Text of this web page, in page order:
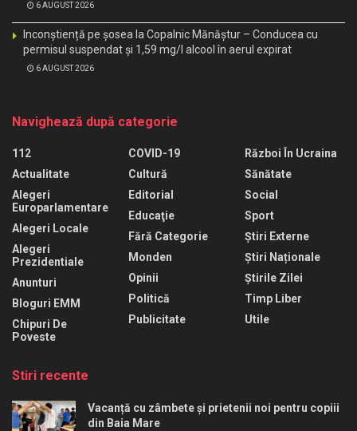
6 AUGUST 2026
Inconștiență pe șosea la Copalnic Mănăștur – Conducea cu
permisul suspendat și 1,59 mg/l alcool în aerul expirat
6 AUGUST 2026
Navighează după categorie
112
Actualitate
Alegeri
Europarlamentare
Alegeri Locale
Alegeri
Prezidentiale
Anunturi
Bloguri EMM
Chipuri De
Poveste
COVID-19
Cultură
Editorial
Educaţie
Fără Categorie
Monden
Opinii
Politică
Publicitate
Război În Ucraina
Sănătate
Social
Sport
Știri Externe
Știri Naționale
Știrile Zilei
Timp Liber
Utile
Stiri recente
Vacanță cu zâmbete și prietenii noi pentru copiii
din Baia Mare